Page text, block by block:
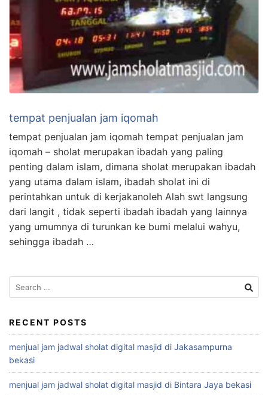
tempat penjualan jam iqomah
tempat penjualan jam iqomah tempat penjualan jam
iqomah – sholat merupakan ibadah yang paling
penting dalam islam, dimana sholat merupakan ibadah
yang utama dalam islam, ibadah sholat ini di
perintahkan untuk di kerjakanoleh Alah swt langsung
dari langit , tidak seperti ibadah ibadah yang lainnya
yang umumnya di turunkan ke bumi melalui wahyu,
sehingga ibadah …
Search
for:
RECENT POSTS
menjual jam jadwal sholat digital masjid di Jakasampurna
bekasi
menjual jam jadwal sholat digital masjid di Bintara Jaya bekasi